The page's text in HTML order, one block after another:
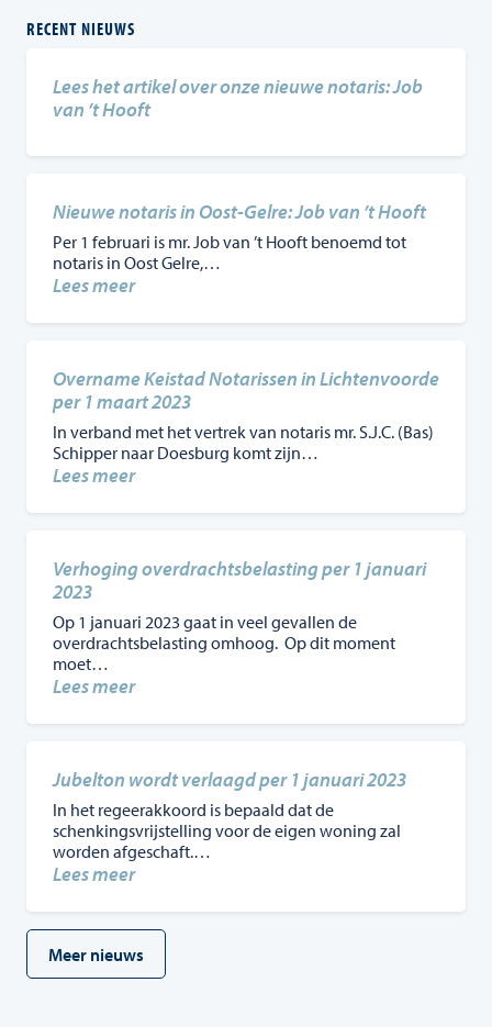
RECENT NIEUWS
Lees het artikel over onze nieuwe notaris: Job
van ’t Hooft
Nieuwe notaris in Oost-Gelre: Job van ’t Hooft
Per 1 februari is mr. Job van ’t Hooft benoemd tot
notaris in Oost Gelre,…
Lees meer:
notaris
Oost-
Gelre:
Job
van
’t
Overname Keistad Notarissen in Lichtenvoorde
per 1 maart 2023
In verband met het vertrek van notaris mr. S.J.C. (Bas)
Schipper naar Doesburg komt zijn…
Lees meer:
Keistad
in
per
1
2023
Verhoging overdrachtsbelasting per 1 januari
2023
Op 1 januari 2023 gaat in veel gevallen de
overdrachtsbelasting omhoog. Op dit moment
moet…
Lees meer:
overdrachtsbelasting
1
januari
2023
Jubelton wordt verlaagd per 1 januari 2023
In het regeerakkoord is bepaald dat de
schenkingsvrijstelling voor de eigen woning zal
worden afgeschaft.…
Lees meer:
wordt
verlaagd
per
Meer nieuws